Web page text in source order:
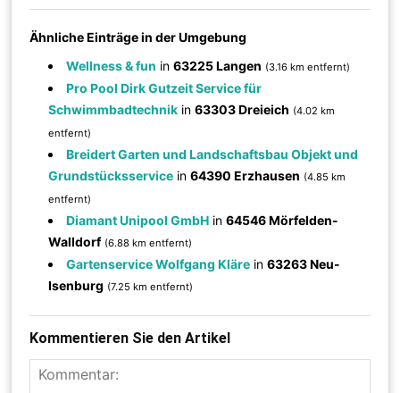
Ähnliche Einträge in der Umgebung
Wellness & fun in63225 Langen (3.16 km entfernt)
Pro Pool Dirk Gutzeit Service für
Schwimmbadtechnik in63303 Dreieich (4.02 km
entfernt)
Breidert Garten und Landschaftsbau Objekt und
Grundstücksservice in64390 Erzhausen (4.85 km
entfernt)
Diamant Unipool GmbH in64546 Mörfelden-
Walldorf (6.88 km entfernt)
Gartenservice Wolfgang Kläre in63263 Neu-
Isenburg (7.25 km entfernt)
Kommentieren Sie den Artikel